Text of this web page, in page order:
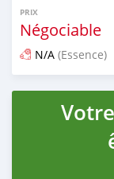
PRIX
Négociable
N/A (Essence)
Publié il y a 12 mois